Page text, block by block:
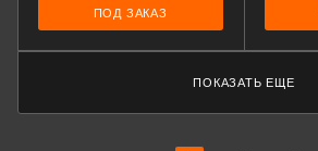
ПОД ЗАКАЗ
ПОКАЗАТЬ ЕЩЕ